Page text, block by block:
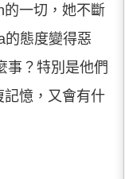
的一切，她不斷
的態度變得惡
事？特別是他們
記憶，又會有什